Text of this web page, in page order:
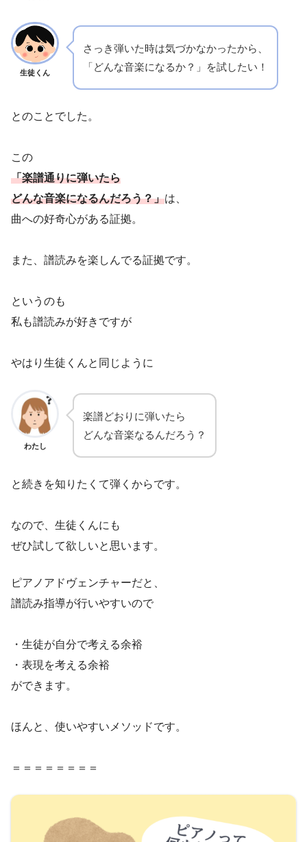
生徒くん
さっき弾いた時は気づかなかったから、
「どんな音楽になるか？」を試したい！
とのことでした。
この
「楽譜通りに弾いたら
どんな音楽になるんだろう？」は、
曲への好奇心がある証拠。
また、譜読みを楽しんでる証拠です。
というのも
私も譜読みが好きですが
やはり生徒くんと同じように
わたし
楽譜どおりに弾いたら
どんな音楽なるんだろう？
と続きを知りたくて弾くからです。
なので、生徒くんにも
ぜひ試して欲しいと思います。
ピアノアドヴェンチャーだと、
譜読み指導が行いやすいので
・生徒が自分で考える余裕
・表現を考える余裕
ができます。
ほんと、使いやすいメソッドです。
＝＝＝＝＝＝＝＝